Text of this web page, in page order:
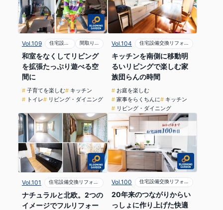
Vol.109 住宅設備交換リフォーム 間取り変更リフォーム
和室をなくしてリビング
を拡張たっぷり遊べる空
間に
子育てを楽しむ
キッチン
トイレ
リビング・ダイニング
Vol.104 住宅設備交換リフォーム
キッチンを南側に移動明
るいリビングで楽しむ家
族団らんの時間
お庭を楽しむ
家事をらくちんに
キッチン
リビング・ダイニング
Vol.101 住宅設備交換リフォーム
ナチュラルと北欧。2つの
イメージでフルリフォー
Vol.100 住宅設備交換リフォーム
20年来のつながりからい
っしょに作り上げた快適